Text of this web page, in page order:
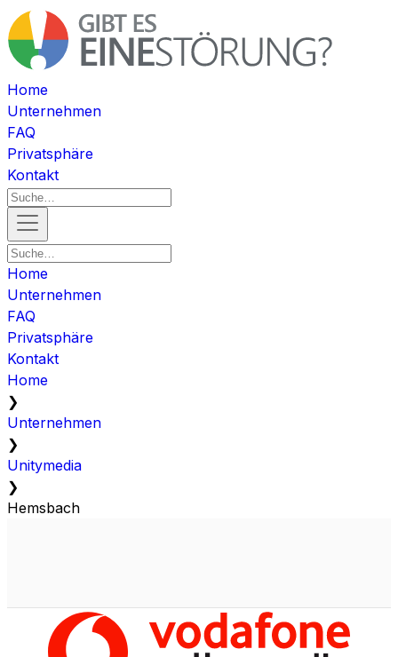
Home
Unternehmen
FAQ
Privatsphäre
Kontakt
Home
Unternehmen
FAQ
Privatsphäre
Kontakt
Home
❯
Unternehmen
❯
Unitymedia
❯
Hemsbach